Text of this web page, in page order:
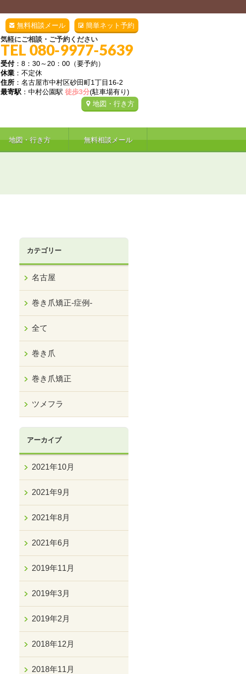
簡単ネット予約
無料相談メール
気軽にご相談・ご予約ください
TEL 080-9977-5639
受付：8：30～20：00（要予約）
休業 ：不定休
住所 ：名古屋市中村区砂田町1丁目16-2
最寄駅 ：中村公園駅 徒歩3分(駐車場有り)
地図・行き方
地図・行き方 無料相談メール
カテゴリー
名古屋
巻き爪矯正‐症例‐
全て
巻き爪
巻き爪矯正
ツメフラ
アーカイブ
2021年10月
2021年9月
2021年8月
2021年6月
2019年11月
2019年3月
2019年2月
2018年12月
2018年11月